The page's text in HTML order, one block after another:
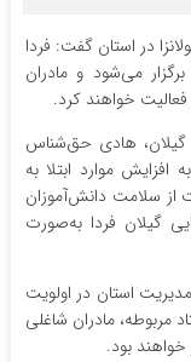
در استان گفت: فردا
می‌شود و مادران
فعالیت خواهند کرد.
گیلان، هادی حق‌شناس
افزایش موارد ابتلا به
از سلامت دانش‌آموزان
گیلان فردا به‌صورت
استان در اولویت
مربوطه، مادران شاغلی
خواهند بود.